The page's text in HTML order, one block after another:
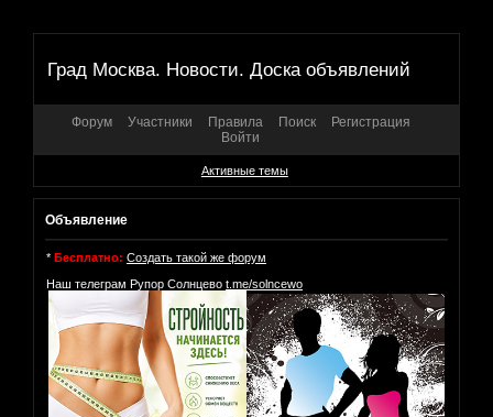
Град Москва. Новости. Доска объявлений
Форум Участники Правила Поиск
Регистрация
Войти
Активные темы
Объявление
* Бесплатно: Создать такой же форум
Наш телеграм Рупор Солнцево t.me/solncewo